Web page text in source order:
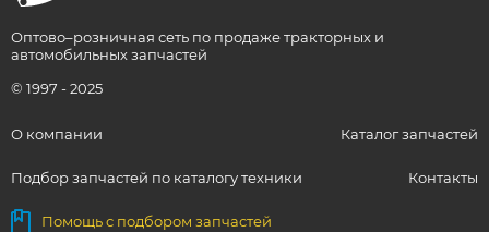
Оптово–розничная сеть по продаже тракторных и
автомобильных запчастей
© 1997 - 2025
О компании Каталог запчастей
Подбор запчастей по каталогу техники Контакты
Помощь с подбором запчастей